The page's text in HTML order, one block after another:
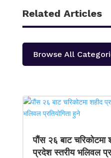
Related Articles
Browse All
पौंस २६ बाट चरिकोटमा
प्रदेश स्तरीय भलिवल